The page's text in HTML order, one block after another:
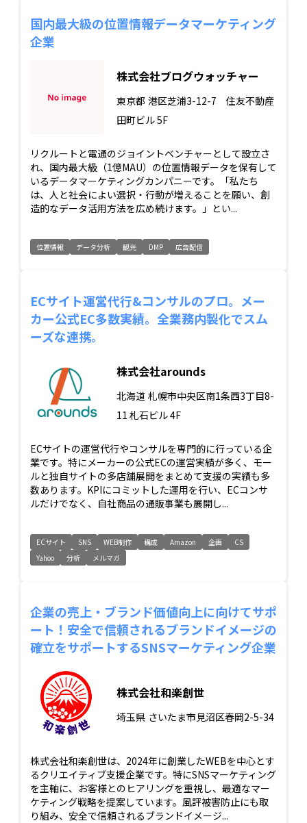
国内最大級の位置情報データマーケティング
企業
株式会社ブログウォッチャー
東京都 港区芝浦3-12-7 住友不動産
田町ビル 5F
リクルートと電通のジョイントベンチャーとして設立さ
れ、国内最大級（1億MAU）の位置情報データを保有して
いるデータマーケティングカンパニーです。「私たち
は、人と社会によい選択・行動が増えることを願い、創
造的なデータ活用方法を広め続けます。」とい...
位置情報 データ分析 観光 DMP 広告配信
ECサイト運営代行&コンサルのプロ。メー
カー公式EC多数実績。全業務内製化でスム
ーズな連携。
株式会社arounds
北海道 札幌市中央区南1条西3丁目8-
11 札石ビル 4F
ECサイトの運営代行やコンサルを専門的に行っている企
業です。特にメーカーの公式ECの運営実績が多く、モー
ルと独自サイトの多店舗展開をまとめて支援の実績も多
数あります。KPIにコミットした運用を行い、ECコンサ
ルだけでなく、自社商品の通販事業も展開し...
ECサイト SNS WEB制作 構成 Amazon 企画
CS
Yahoo
分析 メルマガ
企業の売上・ブランド価値向上に向けてサポ
ート！安全で信頼されるブランドイメージの
確立をサポートするSNSマーケティング企業
株式会社和楽創世
埼玉県 さいたま市見沼区春岡2-5-34
株式会社和楽創世は、2024年に創業したWEBを中心とす
るクリエイティブ支援企業です。特にSNSマーケティング
を主軸に、お客様とのヒアリングを重視し、最適なマー
ケティング戦略を提案しています。風評被害防止にも取
り組み、安全で信頼されるブランドイメージ...